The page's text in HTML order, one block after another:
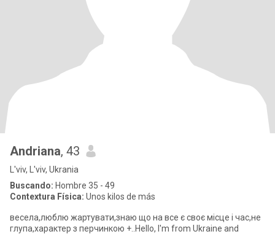
Andriana, 43
L'viv, L'viv, Ukrania
Buscando: Hombre 35 - 49
Contextura Física: Unos kilos de más
весела,люблю жартувати,знаю що на все є своє місце і час,не
глупа,характер з перчинкою +..Hello, I'm from Ukraine and